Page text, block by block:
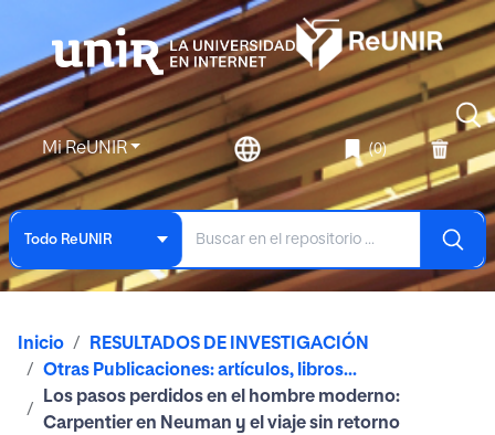
Mi ReUNIR (0)
Todo ReUNIR
Inicio
RESULTADOS DE INVESTIGACIÓN
Otras Publicaciones: artículos, libros...
Los pasos perdidos en el hombre moderno:
Carpentier en Neuman y el viaje sin retorno